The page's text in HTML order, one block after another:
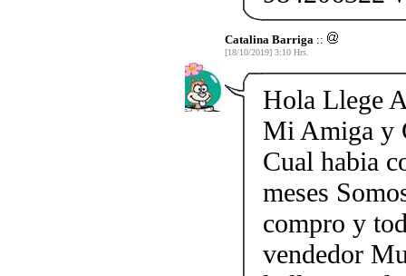
Catalina Barriga ::
[18/10/2019] 3:10 Hrs.
Hola Llege
Mi Amiga y
Cual habia
meses
compro y
vendedor